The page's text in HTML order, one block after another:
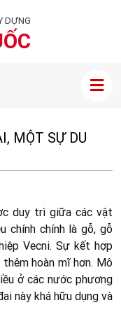
DỰNG
MỘT SỰ DU
duy trì giữa các vật
chính chính là gỗ, gỗ
Vecni. Sự kết hợp
hoàn mĩ hơn. Mô
ở các nước phương
này khá hữu dụng và